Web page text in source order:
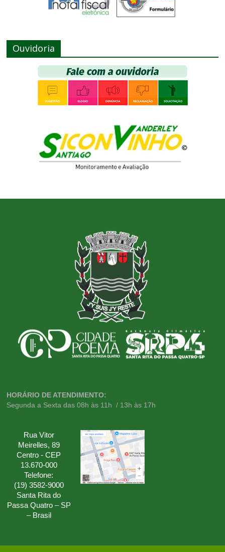
Ouvidoria
HORÁRIO DE ATENDIMENTO:
Segunda a Sexta das 08h às 11h / 13h às 17h
Rua Vitor
Meirelles, 89
Centro - CEP
13.670-000
Telefone:
(19) 3582-9000
Santa Rita do
Passa Quatro – SP
– Brasil